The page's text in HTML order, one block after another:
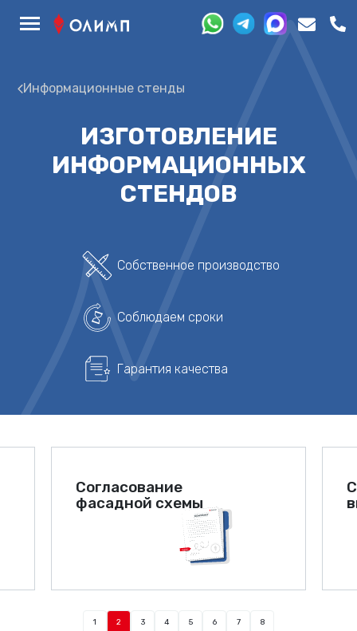
Информационные стенды
ИЗГОТОВЛЕНИЕ
ИНФОРМАЦИОННЫХ
СТЕНДОВ
Собственное производство
Соблюдаем сроки
Гарантия качества
Согласование
фасадной схемы
1 2 3 4 5 6 7 8